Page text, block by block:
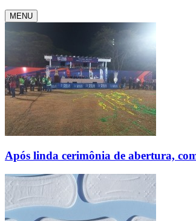
MENU
Após linda cerimônia de abertura,